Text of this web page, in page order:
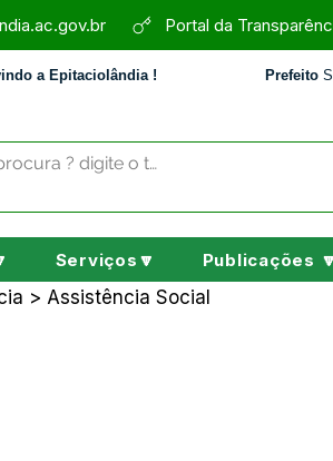
Portal da
a Epitaciolândia ! Prefeito
Serviços🔽 Publicações 🔽
> Assistência Social